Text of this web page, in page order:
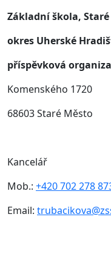
Základní škola,
okres Uherské
příspěvková
Komenského 1720
68603 Staré Město
Kancelář
Mob.: +420 702 278
Email: